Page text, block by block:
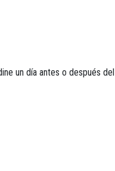
un día antes o después del